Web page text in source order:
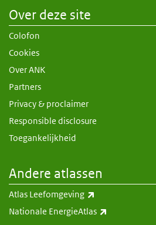
Over deze site
Colofon
Cookies
Over ANK
Partners
Privacy & proclaimer
Responsible disclosure
Toegankelijkheid
Andere atlassen
Atlas Leefomgeving
Nationale EnergieAtlas